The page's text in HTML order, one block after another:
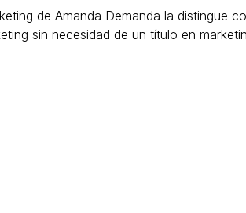
de Amanda Demanda la
sin necesidad de un título en